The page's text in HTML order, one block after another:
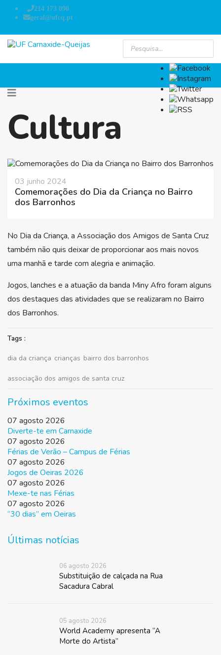
214 173 090
geral@ufcq.pt
Cultura
03 junho 2024
Comemorações do Dia da Criança no Bairro
dos Barronhos
No Dia da Criança, a Associação dos Amigos de Santa Cruz
também não quis deixar de proporcionar aos mais novos
uma manhã e tarde com alegria e animação.
Jogos, lanches e a atuação da banda Miny Afro foram alguns
dos destaques das atividades que se realizaram no Bairro
dos Barronhos.
Tags :
dia da criança crianças bairro dos barronhos
associação dos amigos de santa cruz
Próximos eventos
07 agosto 2026
Diverte-te em Carnaxide
07 agosto 2026
Férias de Verão – Campus de Férias
07 agosto 2026
Jogos de Oeiras 2026
07 agosto 2026
Mexe-te nas Férias
07 agosto 2026
“30 dias” em Oeiras
Últimas notícias
06 agosto 2026
Substituição de calçada na Rua
Sacadura Cabral
05 agosto 2026
World Academy apresenta “A
Morte do Artista”